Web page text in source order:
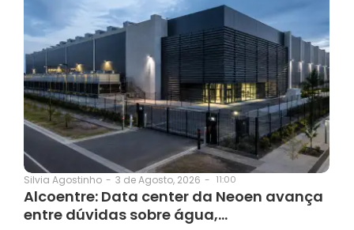
Silvia Agostinho - 3 de Agosto, 2026 - 11:00
Alcoentre: Data center da Neoen avança
entre dúvidas sobre água,…